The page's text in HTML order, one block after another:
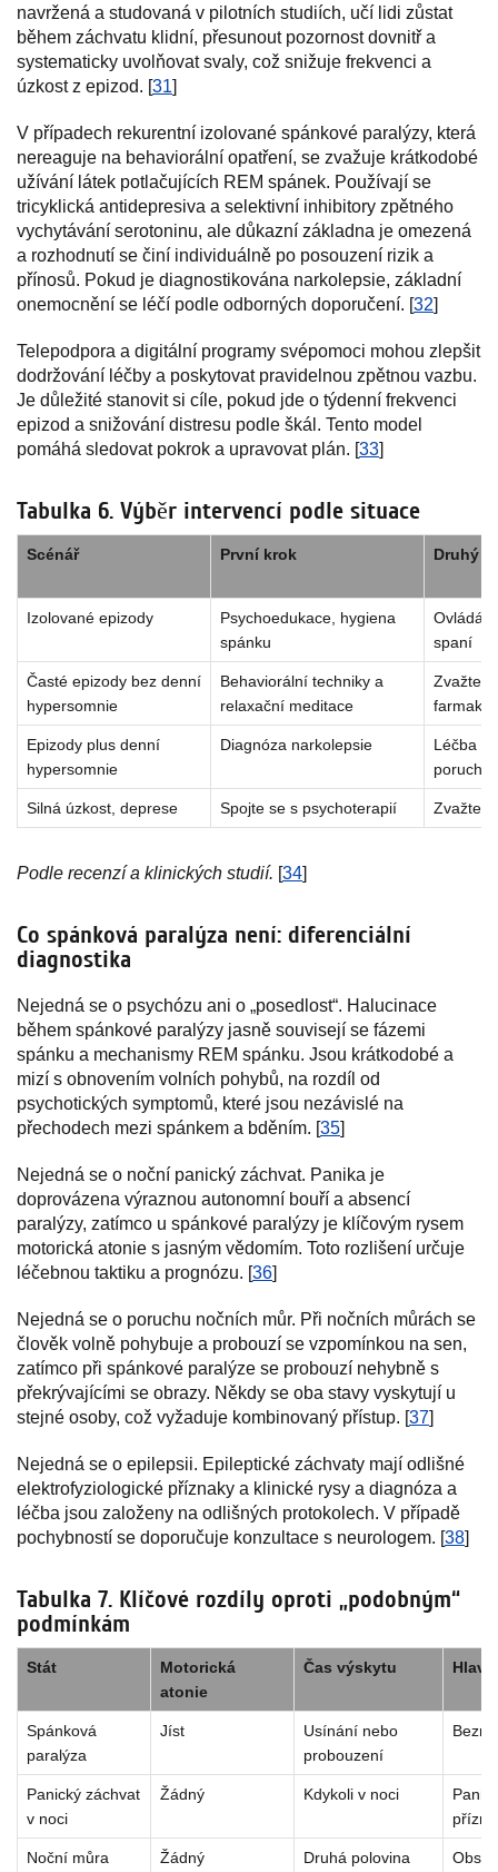
navržená a studovaná v pilotních studiích, učí lidi zůstat
během záchvatu klidní, přesunout pozornost dovnitř a
systematicky uvolňovat svaly, což snižuje frekvenci a
úzkost z epizod. [31]
V případech rekurentní izolované spánkové paralýzy, která
nereaguje na behaviorální opatření, se zvažuje krátkodobé
užívání látek potlačujících REM spánek. Používají se
tricyklická antidepresiva a selektivní inhibitory zpětného
vychytávání serotoninu, ale důkazní základna je omezená
a rozhodnutí se činí individuálně po posouzení rizik a
přínosů. Pokud je diagnostikována narkolepsie, základní
onemocnění se léčí podle odborných doporučení. [32]
Telepodpora a digitální programy svépomoci mohou zlepšit
dodržování léčby a poskytovat pravidelnou zpětnou vazbu.
Je důležité stanovit si cíle, pokud jde o týdenní frekvenci
epizod a snižování distresu podle škál. Tento model
pomáhá sledovat pokrok a upravovat plán. [33]
Tabulka 6. Výběr intervencí podle situace
Scénář První krok Druhý
Izolované epizody
Psychoedukace, hygiena
spánku
spaní
Časté epizody bez denní
hypersomnie
Behaviorální techniky a
relaxační meditace
Zvažte
Epizody plus denní
hypersomnie
Diagnóza narkolepsie
Léčba
poruchy
Silná úzkost, deprese Spojte se s psychoterapií Zvažte
Podle recenzí a klinických studií. [34]
Co spánková paralýza není: diferenciální
diagnostika
Nejedná se o psychózu ani o „posedlost“. Halucinace
během spánkové paralýzy jasně souvisejí se fázemi
spánku a mechanismy REM spánku. Jsou krátkodobé a
mizí s obnovením volních pohybů, na rozdíl od
psychotických symptomů, které jsou nezávislé na
přechodech mezi spánkem a bděním. [35]
Nejedná se o noční panický záchvat. Panika je
doprovázena výraznou autonomní bouří a absencí
paralýzy, zatímco u spánkové paralýzy je klíčovým rysem
motorická atonie s jasným vědomím. Toto rozlišení určuje
léčebnou taktiku a prognózu. [36]
Nejedná se o poruchu nočních můr. Při nočních můrách se
člověk volně pohybuje a probouzí se vzpomínkou na sen,
zatímco při spánkové paralýze se probouzí nehybně s
překrývajícími se obrazy. Někdy se oba stavy vyskytují u
stejné osoby, což vyžaduje kombinovaný přístup. [37]
Nejedná se o epilepsii. Epileptické záchvaty mají odlišné
elektrofyziologické příznaky a klinické rysy a diagnóza a
léčba jsou založeny na odlišných protokolech. V případě
pochybností se doporučuje konzultace s neurologem. [38]
Tabulka 7. Klíčové rozdíly oproti „podobným“
podmínkám
Stát
Motorická
atonie
Čas výskytu
Spánková
paralýza
Jíst
Usínání nebo
probouzení
Panický záchvat
v noci
Žádný Kdykoli v noci
Noční můra Žádný
Druhá polovina